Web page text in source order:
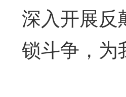
深入开展反
锁斗争，为